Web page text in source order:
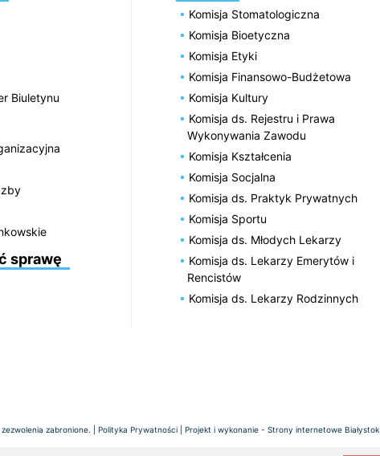
Biuletynu
sprawę
Komisja Stomatologiczna
Komisja Bioetyczna
Komisja Etyki
Komisja Finansowo-Budżetowa
Komisja Kultury
Komisja ds. Rejestru i Prawa
Wykonywania Zawodu
Komisja Kształcenia
Komisja Socjalna
Komisja ds. Praktyk Prywatnych
Komisja Sportu
Komisja ds. Młodych Lekarzy
Komisja ds. Lekarzy Emerytów i
Rencistów
Komisja ds. Lekarzy Rodzinnych
zabronione. | Polityka Prywatności | Projekt i wykonanie - Strony internetowe Białystok